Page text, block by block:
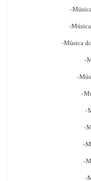
-
-
-Música
-
-
-
-
-
-
-
-